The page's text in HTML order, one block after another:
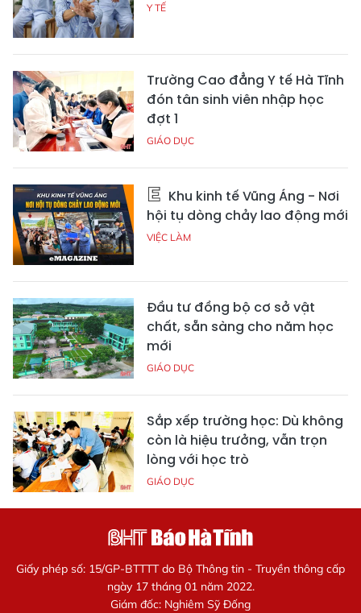
Y TẾ
Trường Cao đẳng Y tế Hà Tĩnh
đón tân sinh viên nhập học
đợt 1
GIÁO DỤC
Khu kinh tế Vũng Áng - Nơi
hội tụ dòng chảy lao động mới
VIỆC LÀM
Đầu tư đồng bộ cơ sở vật
chất, sẵn sàng cho năm học
mới
GIÁO DỤC
Sắp xếp trường học: Dù không
còn là hiệu trưởng, vẫn trọn
lòng với học trò
GIÁO DỤC
Giấy phép số: 15/GP-BTTTT do Bộ Thông tin - Truyền thông cấp
ngày 17 tháng 01 năm 2022.
Giám đốc: Nghiêm Sỹ Đống